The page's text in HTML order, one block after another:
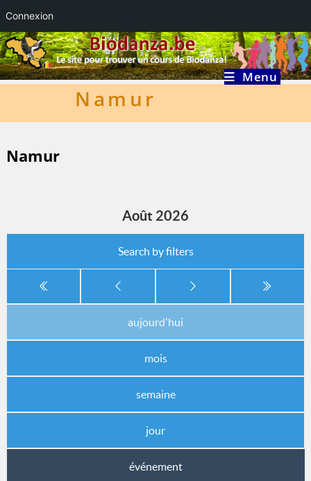
Connexion
Skip
to
content
Menu
Namur
Namur
Août 2026
Search by filters
aujourd'hui
mois
semaine
jour
événement